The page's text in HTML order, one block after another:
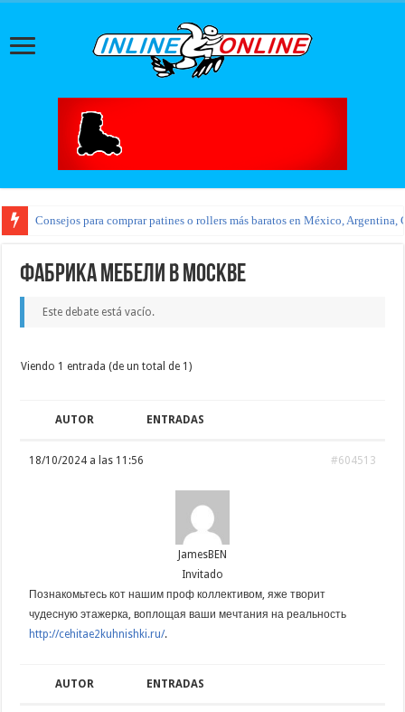
Consejos para comprar patines o rollers más baratos en México, Argentina,
Фабрика мебели в Москве
Este debate está vacío.
Viendo 1 entrada (de un total de 1)
AUTOR ENTRADAS
18/10/2024 a las 11:56 #604513
JamesBEN
Invitado
Познакомьтесь кот нашим проф коллективом, яже творит
чудесную этажерка, воплощая ваши мечтания на реальность
http://cehitae2kuhnishki.ru/.
AUTOR ENTRADAS